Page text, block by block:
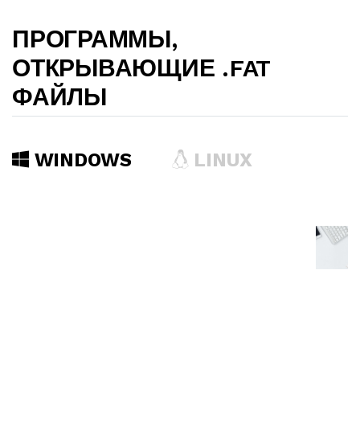
ПРОГРАММЫ,
ОТКРЫВАЮЩИЕ .FAT
ФАЙЛЫ
WINDOWS LINUX